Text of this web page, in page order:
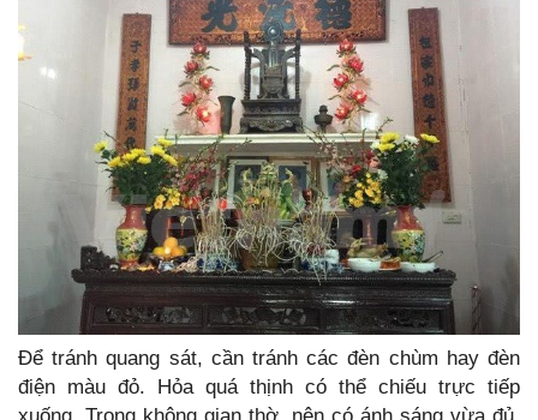
Để tránh quang sát, cần tránh các đèn chùm hay đèn
điện màu đỏ. Hỏa quá thịnh có thể chiếu trực tiếp